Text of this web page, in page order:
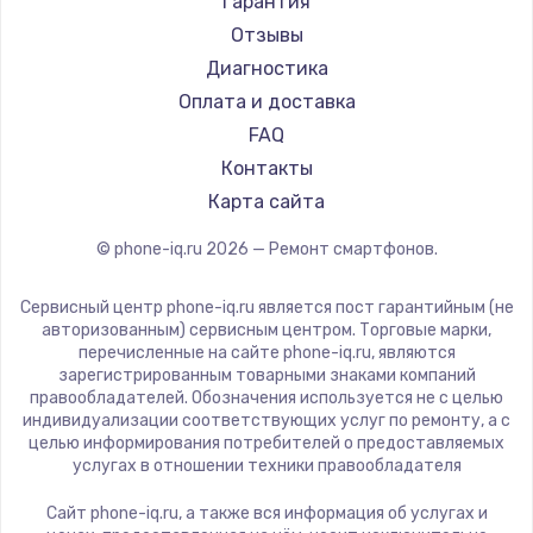
1430 руб.
Заказать
Чистка от пыли
1330 руб.
Заказать
2600 руб.
Заказать
Замена материнской платы
1690 руб.
Ремонт смартфонов HP
Ремонт смартфонов Poco
Ремонт смартфонов HTC
Ремонт смартфонов Blackmagic
Ремонт смартфонов Nothing
Ремонт смартфонов iQOO
Kyocera
LeEco
OnePlus
teXet
Motorola
Prestigio
Elephone
BlackView
Google
Vertu
Tp-Link
Отзывы
Диагностика
Оплата и доставка
FAQ
Контакты
Карта сайта
© phone-iq.ru 2026 — Ремонт смартфонов.
Сервисный центр phone-iq.ru является пост гарантийным (не
авторизованным) сервисным центром. Торговые марки,
перечисленные на сайте phone-iq.ru, являются
зарегистрированным товарными знаками компаний
правообладателей. Обозначения используется не с целью
индивидуализации соответствующих услуг по ремонту, а с
целью информирования потребителей о предоставляемых
услугах в отношении техники правообладателя
Сайт phone-iq.ru, а также вся информация об услугах и